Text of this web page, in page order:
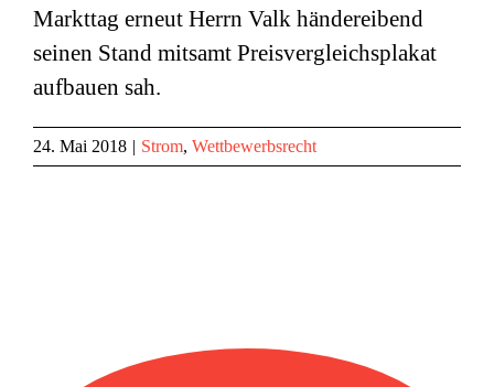
Markttag erneut Herrn Valk händereibend
seinen Stand mitsamt Preisvergleichsplakat
aufbauen sah.
24. Mai 2018 | Strom, Wettbewerbsrecht